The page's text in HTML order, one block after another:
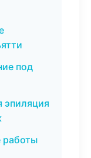
под
эпиляция
работы